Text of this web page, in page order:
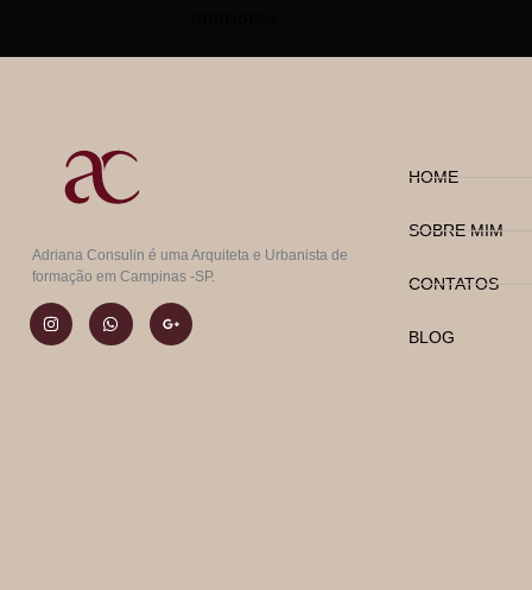
Adriana Consulin é uma Arquiteta e Urbanista de
formação em Campinas -SP.
HOME
SOBRE MIM
CONTATOS
BLOG